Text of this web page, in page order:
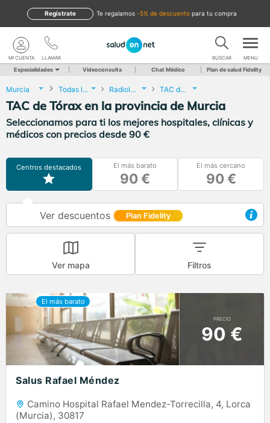
te regalamos -5% de descuento para tu compra
Regístrate
LLAMAR
MI CUENTA BUSCAR MENU
Especialidades Videoconsulta Chat Médico Plan de salud Fidelity
Murcia Todas las localidades Radiología TAC de Tórax
TAC de Tórax en la provincia de Murcia
Seleccionamos para ti los mejores hospitales, clínicas y
médicos con precios desde 90 €
Centros destacados El más barato
90 €
El más cercano
90 €
Ver descuentos Plan Fidelity
Ver mapa Filtros
PRECIO
90 €
Salus Rafael Méndez
Camino Hospital Rafael Mendez-Torrecilla, 4, Lorca
(Murcia), 30817